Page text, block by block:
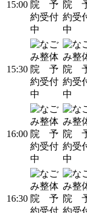
15:00
15:30
16:00
16:30